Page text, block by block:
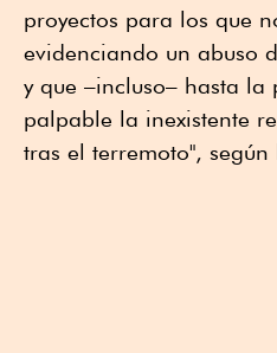
proyectos para los que
evidenciando un abuso
y que –incluso– hasta la
palpable la inexistente
tras el terremoto", según